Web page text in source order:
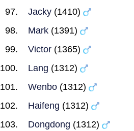
Jacky (1410)
Mark (1391)
Victor (1365)
Lang (1312)
Wenbo (1312)
Haifeng (1312)
Dongdong (1312)